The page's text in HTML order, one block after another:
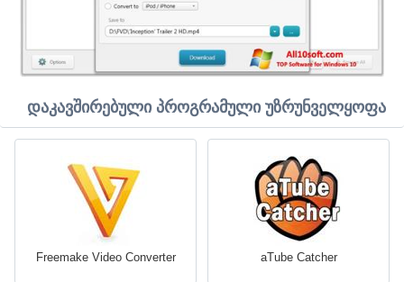
დაკავშირებული პროგრამული უზრუნველყოფა
Freemake Video Converter aTube Catcher